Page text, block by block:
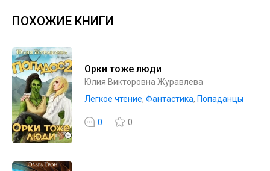
ПОХОЖИЕ КНИГИ
Орки тоже люди
Юлия Викторовна Журавлева
Легкое чтение, Фантастика, Попаданцы
0 0